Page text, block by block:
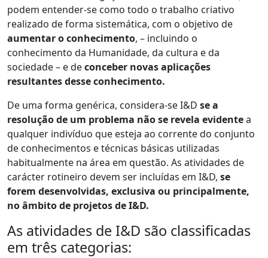
podem entender-se como todo o trabalho criativo
realizado de forma sistemática, com o objetivo de
aumentar o conhecimento, – incluindo o
conhecimento da Humanidade, da cultura e da
sociedade – e deconceber novas aplicações
resultantes desse conhecimento.
De uma forma genérica, considera-se I&D se a
resolução de um problema não se revela evidentea
qualquer indivíduo que esteja ao corrente do conjunto
de conhecimentos e técnicas básicas utilizadas
habitualmente na área em questão. As atividades de
carácter rotineiro devem ser incluídas em I&D, se
forem desenvolvidas, exclusiva ou principalmente,
no âmbito de projetos de I&D.
As atividades de I&D são classificadas
em três categorias: